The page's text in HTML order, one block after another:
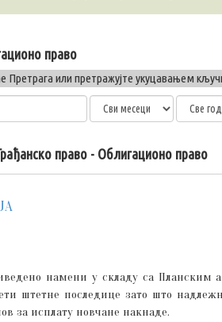
право
Претрага или претражујте укуцавањем
право - Облигационо право
намени у складу са Планским
штетне последице зато што
за исплату новчане накнаде.